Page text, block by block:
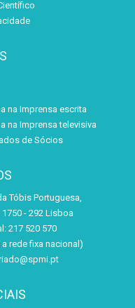
na Imprensa escrita
na Imprensa televisiva
de Sócios
Tóbis Portuguesa,
1750 - 292 Lisboa
217 520 570
rede fixa nacional)